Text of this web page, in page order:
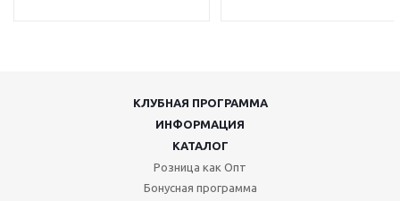
КЛУБНАЯ ПРОГРАММА
ИНФОРМАЦИЯ
КАТАЛОГ
Розница как Опт
Бонусная программа